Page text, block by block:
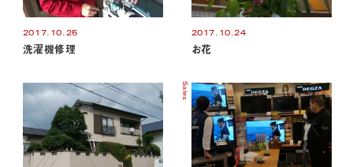
2017.10.25
洗濯機修理
2017.10.24
お花
Sales